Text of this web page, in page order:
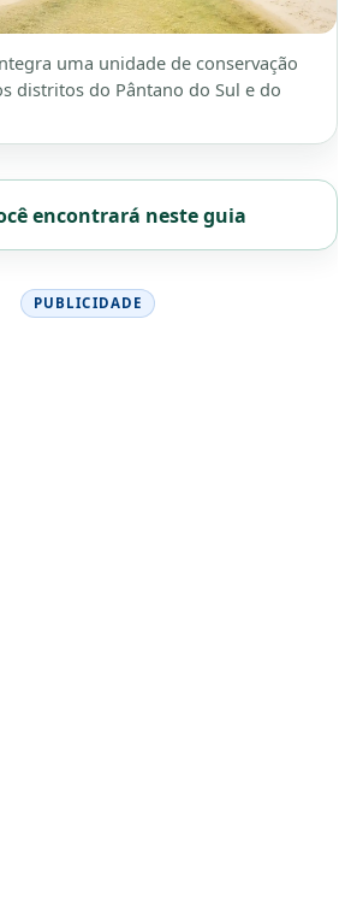
uma unidade de conservação
distritos do Pântano do Sul e do
encontrará neste guia
PUBLICIDADE